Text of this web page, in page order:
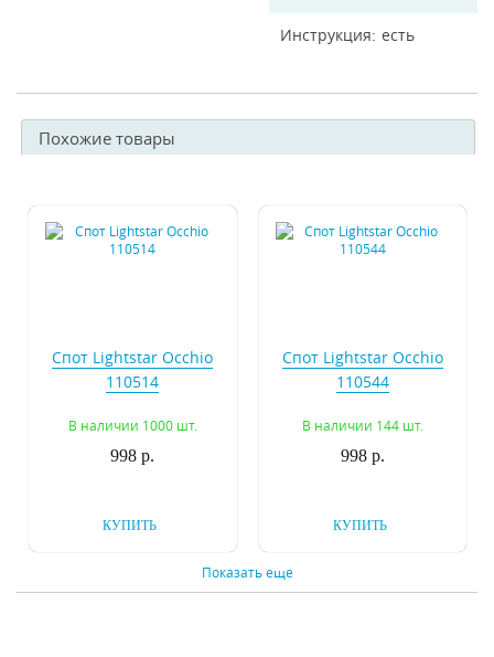
Инструкция есть
Похожие товары
Спот Lightstar Occhio
110514
В наличии 1000 шт.
998 р.
КУПИТЬ
Спот Lightstar Occhio
110544
В наличии 144 шт.
998 р.
КУПИТЬ
Показать еще